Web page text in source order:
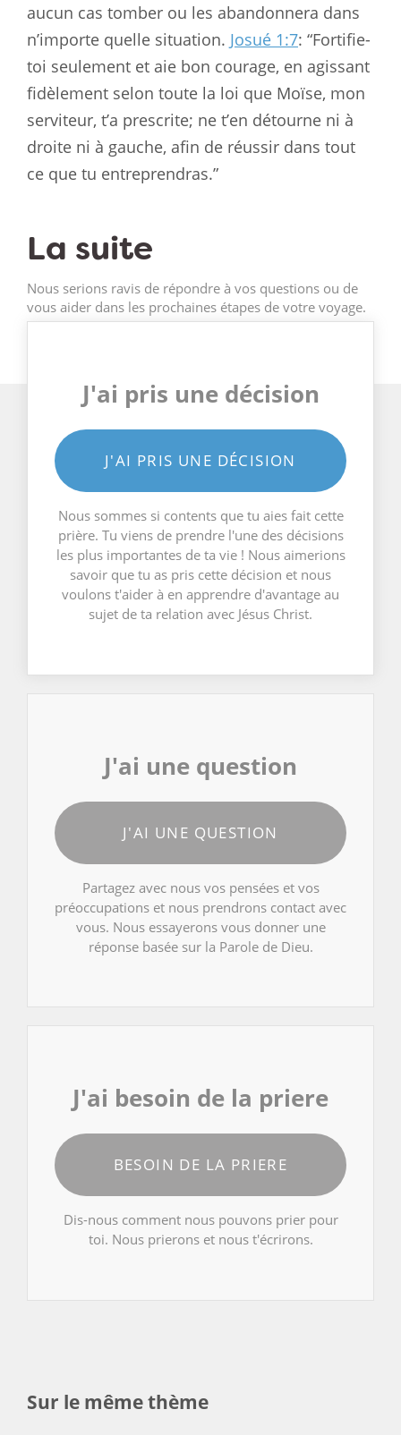
aucun cas tomber ou les abandonnera dans
n’importe quelle situation. Josué 1:7: “Fortifie-
toi seulement et aie bon courage, en agissant
fidèlement selon toute la loi que Moïse, mon
serviteur, t’a prescrite; ne t’en détourne ni à
droite ni à gauche, afin de réussir dans tout
ce que tu entreprendras.”
La suite
Nous serions ravis de répondre à vos questions ou de
vous aider dans les prochaines étapes de votre voyage.
J'ai pris une décision
J'AI PRIS UNE DÉCISION
Nous sommes si contents que tu aies fait cette
prière. Tu viens de prendre l'une des décisions
les plus importantes de ta vie ! Nous aimerions
savoir que tu as pris cette décision et nous
voulons t'aider à en apprendre d'avantage au
sujet de ta relation avec Jésus Christ.
J'ai une question
J'AI UNE QUESTION
Partagez avec nous vos pensées et vos
préoccupations et nous prendrons contact avec
vous. Nous essayerons vous donner une
réponse basée sur la Parole de Dieu.
J'ai besoin de la priere
BESOIN DE LA PRIERE
Dis-nous comment nous pouvons prier pour
toi. Nous prierons et nous t'écrirons.
Sur le même thème